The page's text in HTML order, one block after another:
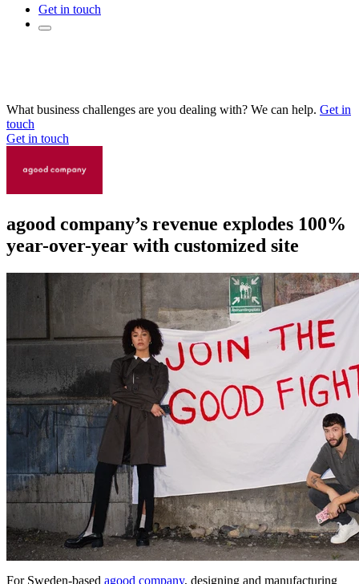
Get in touch
What business challenges are you dealing with? We can help. Get in
touch
Get in touch
agood company’s revenue explodes 100%
year-over-year with customized site
For Sweden-based agood company, designing and manufacturing